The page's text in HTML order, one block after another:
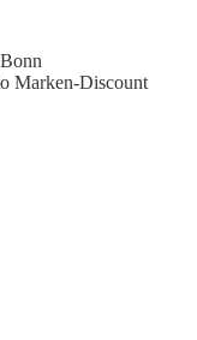
Marken-Discount